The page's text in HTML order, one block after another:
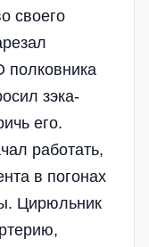
своего
полковника
зэка-
его.
работать,
в погонах
Цирюльник